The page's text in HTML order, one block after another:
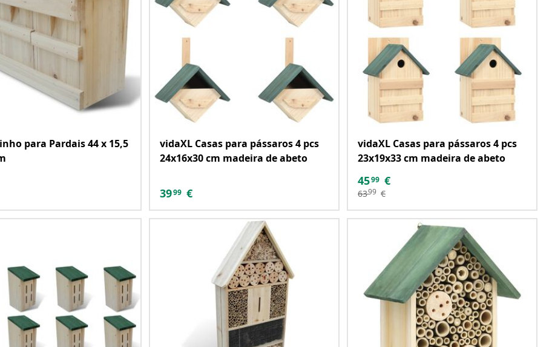
para Pardais 44 x 15,5
vidaXL Casas para pássaros 4 pcs
24x16x30 cm madeira de abeto
3999 €
vidaXL Casas para pássaros 4 pcs
23x19x33 cm madeira de abeto
4599 €
6399 €